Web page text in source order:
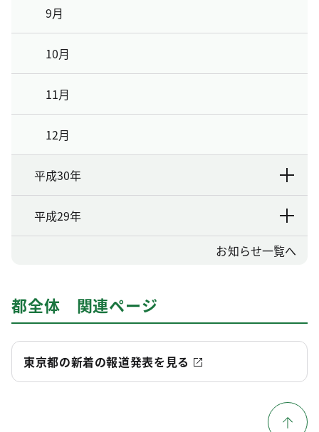
9月
10月
11月
12月
平成30年
平成29年
お知らせ一覧へ
都全体 関連ページ
東京都の新着の報道発表を見る